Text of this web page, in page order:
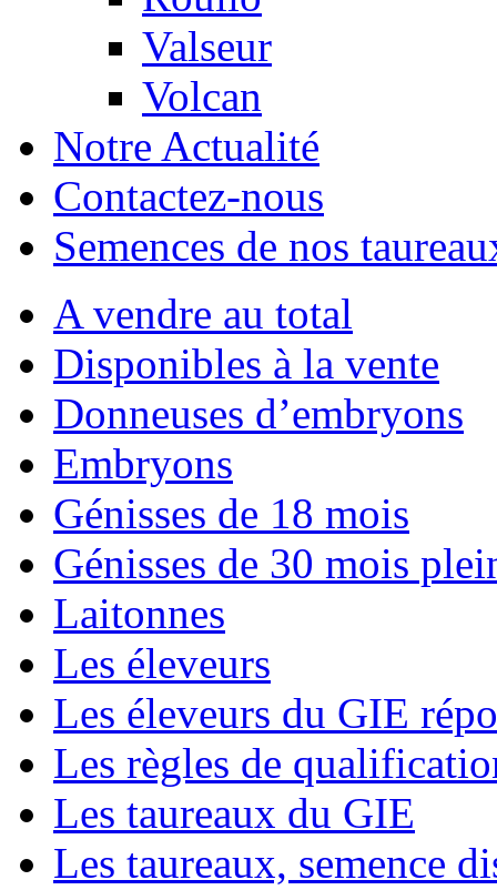
Valseur
Volcan
Notre Actualité
Contactez-nous
Semences de nos
A vendre au total
Disponibles à la vente
Donneuses d’embryons
Embryons
Génisses de 18 mois
Génisses de 30 mois
Laitonnes
Les éleveurs
Les éleveurs du GIE
Les règles de
Les taureaux du GIE
Les taureaux, semence